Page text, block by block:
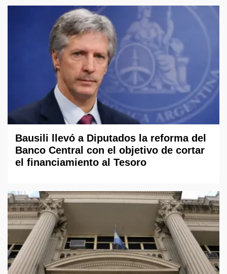
Bausili llevó a Diputados la reforma del
Banco Central con el objetivo de cortar
el financiamiento al Tesoro